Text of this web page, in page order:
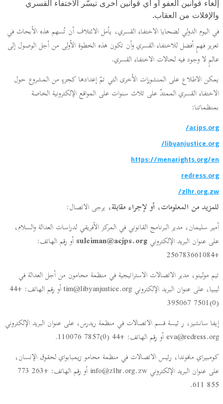
إلغاء قوانين العفو أو أي قوانين أخرى تيسّر الاختفاء القسري
والإفلات من العقاب.
في اليوم الدولي لضحايا الاختفاء القسري، يأمل الائتلاف أن تُسهم هذه الأبحاث في
تعزيز فهمٍ أفضل للاختفاء القسري وأن تكون هذه الخطوة الأولى من أجل الوصول إلى
عالمٍ لا وجود فيه لحالات الاختفاء القسري.
يمكن الاطلاع على المنشورات الأخرى التي تمّ إعدادها كجزءٍ من المشروع حول
الاختفاء القسري الممتدّ على ثلاث سنوات على المواقع الإلكترونية الخاصة
بمنظماتنا:
acjps.org/
libyanjustice.org/
https://menarights.org/en
redress.org
zlhr.org.zw/
للمزيد من المعلومات، أو لإجراء مقابلة، يرجى الاتصال:
أمير سليمان، مدير البرنامج القانوني في المركز الأفريقي لدراسات العدالة والسلام،
على عنوان البريد الإلكترونيsuleiman@acjps.orgأو رقم الهاتف:
+256783661084
تيم مولينو، مدير الاتصالات الاستراتيجية في منظمة محامون من أجل العدالة في
ليبيا، على عنوان البريد الإلكتروني tim@libyanjustice.org أو رقم الهاتف: +44
(0)7501 395067
إيفا سانشيز، ر ئيسة قسم الاتصالات في منظمة ريدرس، على عنوان البريد الإلكتروني
eva@redress.org أو رقم الهاتف: +44 (0)7857 110076.
كومبيراي مافوندا، رئيس الاتصالات في منظمة محامو زيمبابواي لحقوق الإنسان،
على عنوان البريد الإلكتروني info@zlhr.org.zw أو رقم الهاتف: +263 773
855 611.